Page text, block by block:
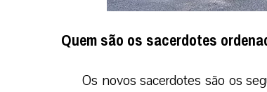
Quem são os sacerdotes
Os novos sacerdotes são os